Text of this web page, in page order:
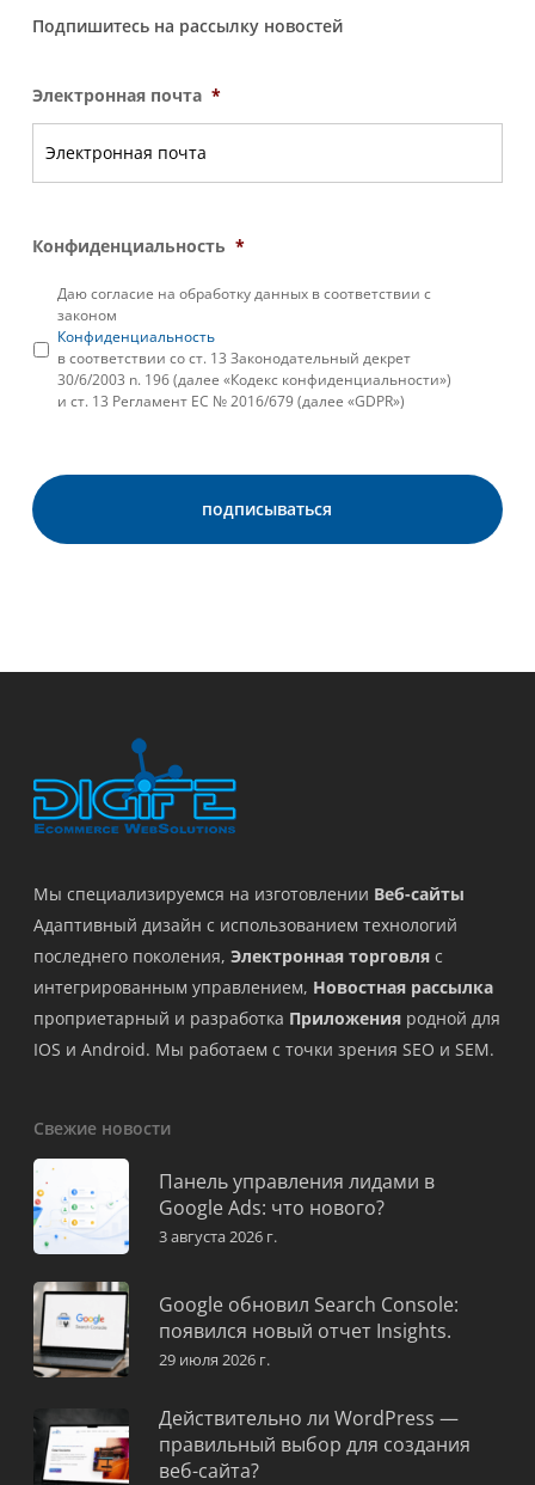
Подпишитесь на рассылку новостей
Электронная почта *
Конфиденциальность *
Даю согласие на обработку данных в соответствии с
законом
Конфиденциальность
в соответствии со ст. 13 Законодательный декрет
30/6/2003 n. 196 (далее «Кодекс конфиденциальности»)
и ст. 13 Регламент ЕС № 2016/679 (далее «GDPR»)
Мы специализируемся на изготовлении Веб-сайты
Адаптивный дизайн с использованием технологий
последнего поколения, Электронная торговля с
интегрированным управлением, Новостная рассылка
проприетарный и разработка Приложения родной для
IOS и Android. Мы работаем с точки зрения SEO и SEM.
Свежие новости
Панель управления лидами в
Google Ads: что нового?
3 августа 2026 г.
Google обновил Search Console:
появился новый отчет Insights.
29 июля 2026 г.
Действительно ли WordPress —
правильный выбор для создания
веб-сайта?